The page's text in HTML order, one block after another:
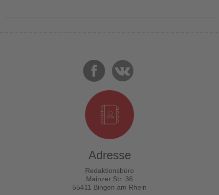
Adresse
Redaktionsbüro
Mainzer Str. 36
55411 Bingen am Rhein